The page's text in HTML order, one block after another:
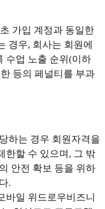
가입 계정과 동일한
경우, 회사는 회원에
수업 노출 순위(이하
등의 페널티를 부과
하는 경우 회원자격을
한할 수 있으며, 그 밖
안전 확보 등을 위하
.
일 위드로우비즈니